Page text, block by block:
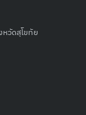
วัดสุโขทัย